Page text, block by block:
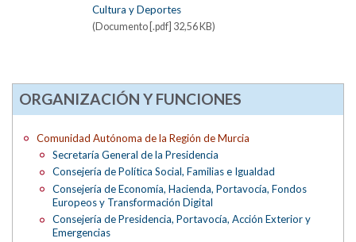
Cultura y Deportes
(Documento [.pdf] 32,56 KB)
ORGANIZACIÓN Y FUNCIONES
Comunidad Autónoma de la Región de Murcia
Secretaría General de la Presidencia
Consejería de Política Social, Familias e Igualdad
Consejería de Economía, Hacienda, Portavocía, Fondos
Europeos y Transformación Digital
Consejería de Presidencia, Portavocía, Acción Exterior y
Emergencias